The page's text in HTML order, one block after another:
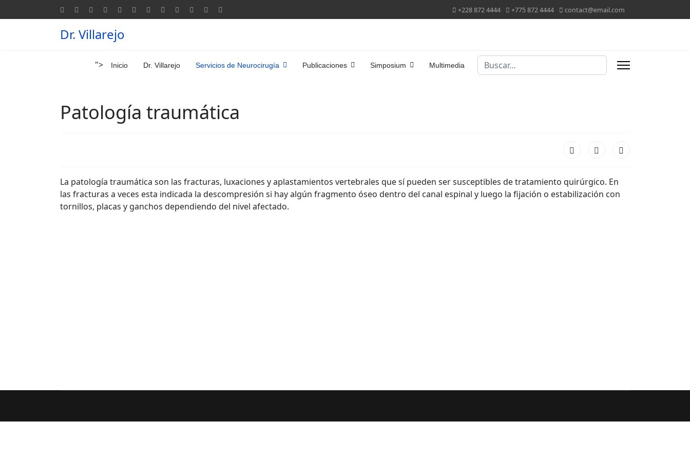
+228 872 4444 +775 872 4444 contact@email.com
Dr. Villarejo
"> Inicio Dr. Villarejo Servicios de Neurocirugía Publicaciones Simposium Multimedia Buscar
Patología traumática
La patología traumática son las fracturas, luxaciones y aplastamientos vertebrales que sí pueden ser susceptibles de tratamiento quirúrgico. En
las fracturas a veces esta indicada la descompresión si hay algún fragmento óseo dentro del canal espinal y luego la fijación o estabilización con
tornillos, placas y ganchos dependiendo del nivel afectado.